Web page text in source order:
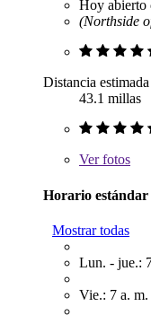
Hoy abierto
(Northside
Distancia estimada
43.1 millas
Verfotos
Horario estándar
Mostrar todas
Lun. - jue.:
Vie.: 7 a.